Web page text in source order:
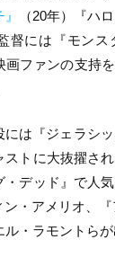
（20年）『ハ
督には『モンス
画ファンの支持
は『ジェラシ
トに大抜擢さ
・デッド』で人
ン・アメリオ、
・ラモントらが